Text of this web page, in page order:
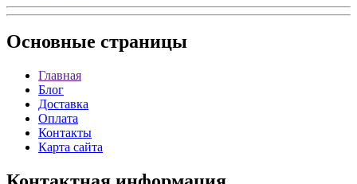
Основные страницы
Главная
Блог
Доставка
Оплата
Контакты
Карта сайта